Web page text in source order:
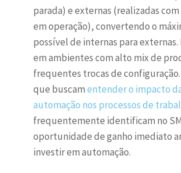
parada) e externas (realizadas
em operação), convertendo o
possível de internas para externas.
em ambientes com alto mix de
frequentes trocas de configuração.
que buscamentender o impacto
automação nos processos de
frequentemente identificam no
oportunidade de ganho imediato
investir em automação.